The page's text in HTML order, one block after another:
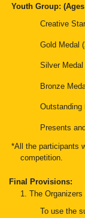
Youth Group:
Creative
Gold Medal
Silver Medal
Bronze
Outstanding
Presents
*All the participants
competition.
Final Provisions:
1. The
To use the